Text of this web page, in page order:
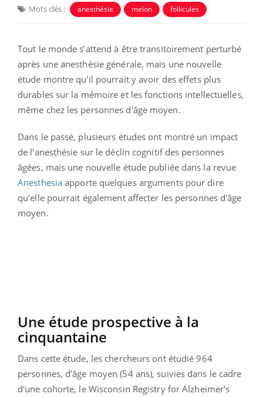
Mots clés : anesthésie melon follicules
Tout le monde s’attend à être transitoirement perturbé
après une anesthésie générale, mais une nouvelle
étude montre qu'il pourrait y avoir des effets plus
durables sur la mémoire et les fonctions intellectuelles,
même chez les personnes d'âge moyen.
Dans le passé, plusieurs études ont montré un impact
de l'anesthésie sur le déclin cognitif des personnes
âgées, mais une nouvelle étude publiée dans la revue
Anesthesia apporte quelques arguments pour dire
qu'elle pourrait également affecter les personnes d'âge
moyen.
Une étude prospective à la
cinquantaine
Dans cette étude, les chercheurs ont étudié 964
personnes, d’âge moyen (54 ans), suivies dans le cadre
d'une cohorte, le Wisconsin Registry for Alzheimer's